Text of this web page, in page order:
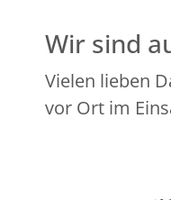
Wir sind
Vielen lieben
vor Ort im